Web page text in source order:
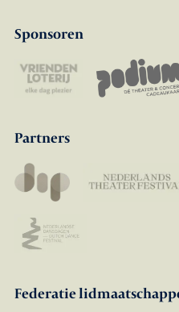
Sponsoren
Partners
Federatie